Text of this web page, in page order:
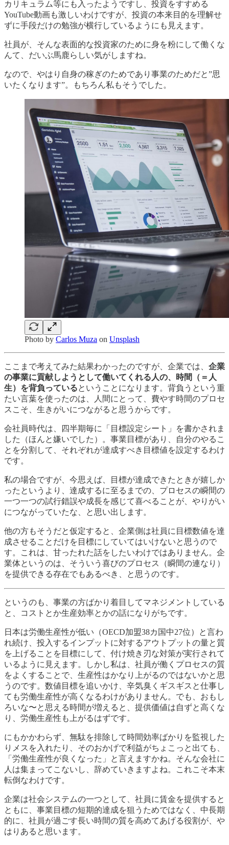
カリキュラム等にも入ったようですし、投資をすすめる
YouTube動画も激しいわけですが、投資の本来目的を理解せ
ずに手段だけの勉強が横行しているようにも見えます。
社員が、そんな表面的な投資家のために身を粉にして働くな
んて、だいぶ馬鹿らしい気がしますね。
なので、やはり自身の稼ぎのためであり事業のためだと”思
いたくなります”。もちろん私もそうでした。
Photo by Carlos Muza on Unsplash
ここまで考えてみた結果わかったのですが、企業では、 企業
の事業に貢献しようとして働いてくれる人の、時間（＝人
生）を背負っているということになります。背負うという重
たい言葉を使ったのは、人間にとって、費やす時間のプロセ
スこそ、生きがいにつながると思うからです。
会社員時代は、四半期毎に「目標設定シート」を書かされま
した（ほんと嫌いでした）。事業目標があり、自分のやるこ
とを分割して、それぞれが達成すべき目標値を設定するわけ
です。
私の場合ですが、今思えば、目標が達成できたときが嬉しか
ったというより、達成するに至るまでの、プロセスの瞬間の
一つ一つの試行錯誤や成長を感じて喜べることが、やりがい
につながっていたな、と思い出します。
他の方もそうだと仮定すると、企業側は社員に目標数値を達
成させることだけを目標にしていてはいけないと思うので
す。これは、甘ったれた話をしたいわけではありません。企
業体というのは、そういう喜びのプロセス（瞬間の連なり）
を提供できる存在でもあるべき、と思うのです。
というのも、事業の方ばかり着目してマネジメントしている
と、コストとか生産効率とかの話になりがちです。
日本は労働生産性が低い（OECD加盟38カ国中27位）と言わ
れ続け、投入するインプットに対するアウトプットの量と質
を上げることを目標にして、付け焼き刃な対策が実行されて
いるように見えます。しかし私は、社員が働くプロセスの質
をよくすることで、生産性はかなり上がるのではないかと思
うのです。数値目標を追いかけ、辛気臭くギスギスと仕事し
ても労働生産性が高くなるわけがありません。でも、おもし
ろいな〜と思える時間が増えると、提供価値は自ずと高くな
り、労働生産性も上がるはずです。
にもかかわらず、無駄を排除して時間効率ばかりを監視した
りメスを入れたり、そのおかげで利益がちょこっと出ても、
「労働生産性が良くなった」と言えますかね。そんな会社に
人は集まってこないし、辞めていきますよね。これこそ本末
転倒なわけです。
企業は社会システムの一つとして、社員に賃金を提供すると
ともに、事業目標の短期的達成を狙うためではなく、中長期
的に、社員が過ごす長い時間の質を高めてあげる役割が、や
はりあると思います。